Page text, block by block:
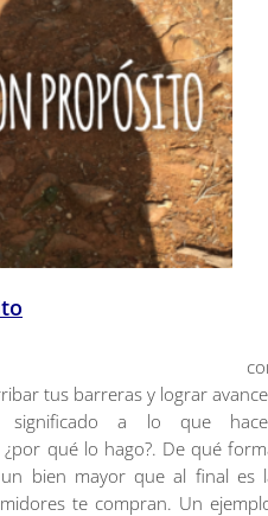
tus barreras y lograr
a lo que
qué lo hago?. De qué
bien mayor que al final es
te compran. Un